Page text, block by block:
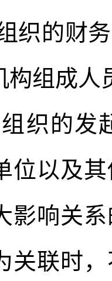
织的财务
构组成人
织的发
位以及
影响关
关联时